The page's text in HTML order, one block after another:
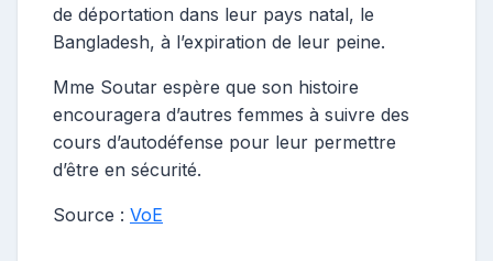
de déportation dans leur pays natal, le
Bangladesh, à l’expiration de leur peine.
Mme Soutar espère que son histoire
encouragera d’autres femmes à suivre des
cours d’autodéfense pour leur permettre
d’être en sécurité.
Source : VoE